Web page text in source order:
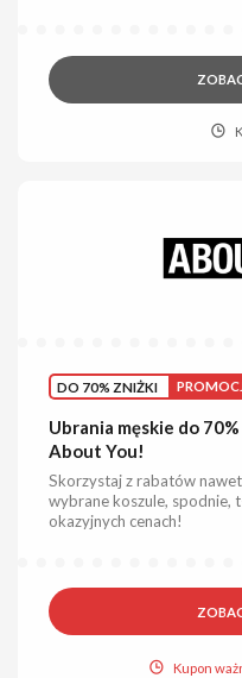
DO 70% ZNIŻKI
Ubrania męskie do
About You!
Skorzystaj z rabatów
wybrane koszule, spodnie,
okazyjnych cenach!
Kupon